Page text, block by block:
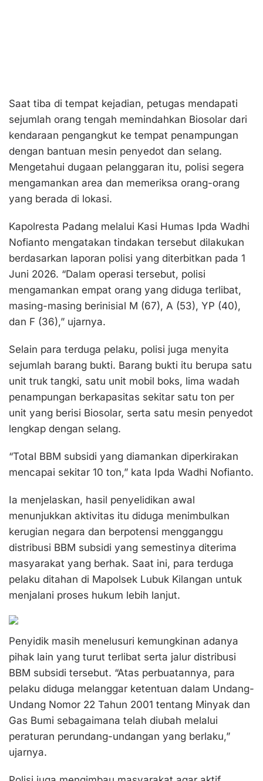
Saat tiba di tempat kejadian, petugas mendapati
sejumlah orang tengah memindahkan Biosolar dari
kendaraan pengangkut ke tempat penampungan
dengan bantuan mesin penyedot dan selang.
Mengetahui dugaan pelanggaran itu, polisi segera
mengamankan area dan memeriksa orang-orang
yang berada di lokasi.
Kapolresta Padang melalui Kasi Humas Ipda Wadhi
Nofianto mengatakan tindakan tersebut dilakukan
berdasarkan laporan polisi yang diterbitkan pada 1
Juni 2026. “Dalam operasi tersebut, polisi
mengamankan empat orang yang diduga terlibat,
masing-masing berinisial M (67), A (53), YP (40),
dan F (36),” ujarnya.
Selain para terduga pelaku, polisi juga menyita
sejumlah barang bukti. Barang bukti itu berupa satu
unit truk tangki, satu unit mobil boks, lima wadah
penampungan berkapasitas sekitar satu ton per
unit yang berisi Biosolar, serta satu mesin penyedot
lengkap dengan selang.
“Total BBM subsidi yang diamankan diperkirakan
mencapai sekitar 10 ton,” kata Ipda Wadhi Nofianto.
Ia menjelaskan, hasil penyelidikan awal
menunjukkan aktivitas itu diduga menimbulkan
kerugian negara dan berpotensi mengganggu
distribusi BBM subsidi yang semestinya diterima
masyarakat yang berhak. Saat ini, para terduga
pelaku ditahan di Mapolsek Lubuk Kilangan untuk
menjalani proses hukum lebih lanjut.
Penyidik masih menelusuri kemungkinan adanya
pihak lain yang turut terlibat serta jalur distribusi
BBM subsidi tersebut. “Atas perbuatannya, para
pelaku diduga melanggar ketentuan dalam Undang-
Undang Nomor 22 Tahun 2001 tentang Minyak dan
Gas Bumi sebagaimana telah diubah melalui
peraturan perundang-undangan yang berlaku,”
ujarnya.